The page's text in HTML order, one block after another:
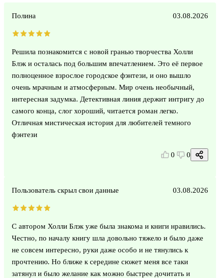
Полина 03.08.2026
Решила познакомится с новой гранью творчества Холли
Блэк и осталась под большим впечатлением. Это её первое
полноценное взрослое городское фэнтези, и оно вышло
очень мрачным и атмосферным. Мир очень необычный,
интересная задумка. Детективная линия держит интригу до
самого конца, слог хороший, читается роман легко.
Отличная мистическая история для любителей темного
фэнтези
0 0
Пользователь скрыл свои данные 03.08.2026
С автором Холли Блэк уже была знакома и книги нравились.
Честно, по началу книгу шла довольно тяжело и было даже
не совсем интересно, руки даже особо и не тянулись к
прочтению. Но ближе к середине сюжет меня все таки
затянул и было желание как можно быстрее дочитать и